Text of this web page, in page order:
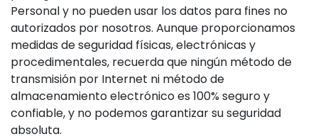
Personal y no pueden usar los datos para fines no
autorizados por nosotros. Aunque proporcionamos
medidas de seguridad físicas, electrónicas y
procedimentales, recuerda que ningún método de
transmisión por Internet ni método de
almacenamiento electrónico es 100% seguro y
confiable, y no podemos garantizar su seguridad
absoluta.